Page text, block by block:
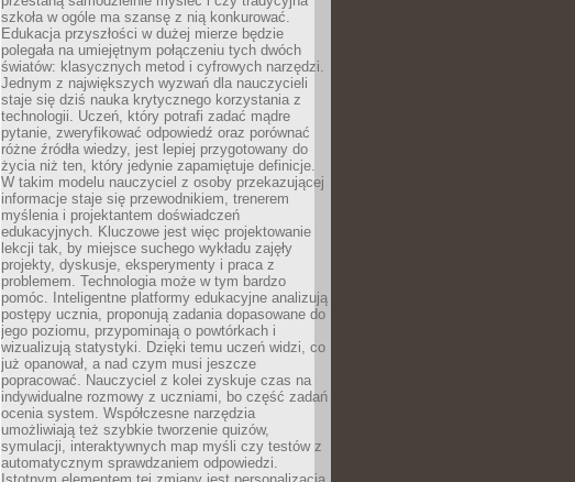
szkoła w ogóle ma szansę z nią konkurować.
Edukacja przyszłości w dużej mierze będzie
polegała na umiejętnym połączeniu tych dwóch
światów: klasycznych metod i cyfrowych narzędzi.
Jednym z największych wyzwań dla nauczycieli
staje się dziś nauka krytycznego korzystania z
technologii. Uczeń, który potrafi zadać mądre
pytanie, zweryfikować odpowiedź oraz porównać
różne źródła wiedzy, jest lepiej przygotowany do
życia niż ten, który jedynie zapamiętuje definicje.
W takim modelu nauczyciel z osoby przekazującej
informacje staje się przewodnikiem, trenerem
myślenia i projektantem doświadczeń
edukacyjnych. Kluczowe jest więc projektowanie
lekcji tak, by miejsce suchego wykładu zajęły
projekty, dyskusje, eksperymenty i praca z
problemem. Technologia może w tym bardzo
pomóc. Inteligentne platformy edukacyjne analizują
postępy ucznia, proponują zadania dopasowane do
jego poziomu, przypominają o powtórkach i
wizualizują statystyki. Dzięki temu uczeń widzi, co
już opanował, a nad czym musi jeszcze
popracować. Nauczyciel z kolei zyskuje czas na
indywidualne rozmowy z uczniami, bo część zadań
ocenia system. Współczesne narzędzia
umożliwiają też szybkie tworzenie quizów,
symulacji, interaktywnych map myśli czy testów z
automatycznym sprawdzaniem odpowiedzi.